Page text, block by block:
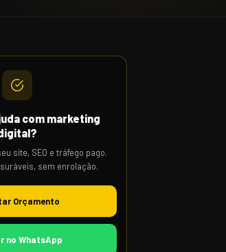
com marketing
site, SEO e tráfego pago.
sem enrolação.
Orçamento
no WhatsApp